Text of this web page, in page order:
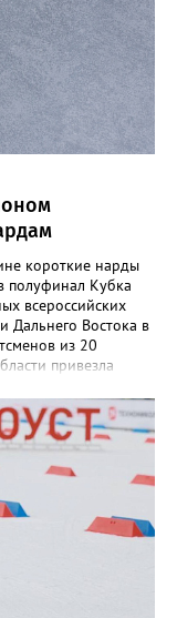
короткие нарды
полуфинал Кубка
всероссийских
Дальнего Востока в
из 20
привезла
Екатерины
Миасса
Ещё одну
турнира